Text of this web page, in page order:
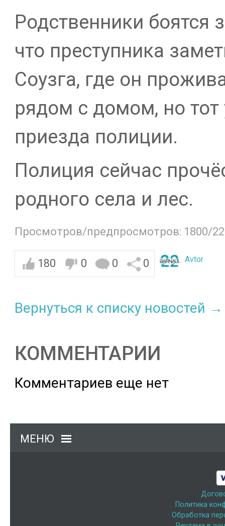
Родственники боятся
что преступника
Соузга, где он
рядом с домом, но тот
приезда полиции.
Полиция сейчас
родного села и лес.
Просмотров/предпросмотров: 1800/
180 0 0 0 Avtor
Вернуться к списку новостей →
КОММЕНТАРИИ
Комментариев еще нет
МЕНЮ
Политика
Обработка